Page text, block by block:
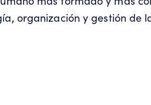
organización y gestión de